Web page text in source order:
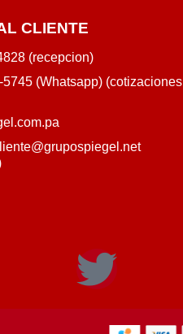
CLIENTE
(recepcion)
(Whatsapp) (cotizaciones